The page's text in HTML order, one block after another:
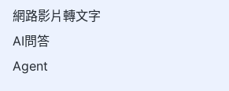
網路影片轉文字
AI問答
Agent